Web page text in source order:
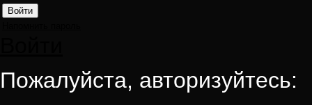
Пожалуйста, авторизуйтесь: